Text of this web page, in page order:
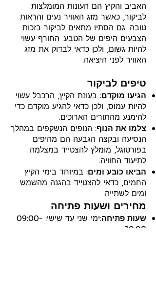
האביב והקיץ הם העונות המומלצות
לביקור, כאשר מזג האוויר נעים והראות
טובה. גם הסתיו מתאים לביקור בזכות
הצבעים היפים של הטבע. החורף עשוי
להיות גשום, ולכן כדאי לבדוק את מזג
האוויר לפני היציאה.
טיפים לביקור
הגיעו מוקדם: בעונת הקיץ, הרכבל עשוי
להיות עמוס, ולכן כדאי להגיע מוקדם כדי
להימנע מהתורים הארוכים.
צלמו את הנוף: הנופים הנשקפים במהלך
הנסיעה ובקצה הגבעה הם מהיפים
בפורטוגל, מומלץ להצטייד במצלמה
לתיעוד החוויה.
הביאו כובע ומים: במיוחד בימי הקיץ
החמים, כדאי להצטייד בהגנה מהשמש
ומים לשתייה.
מחירים ושעות פתיחה
שעות פתיחה
:ימי שני עד שישי: 09:00-
20:00